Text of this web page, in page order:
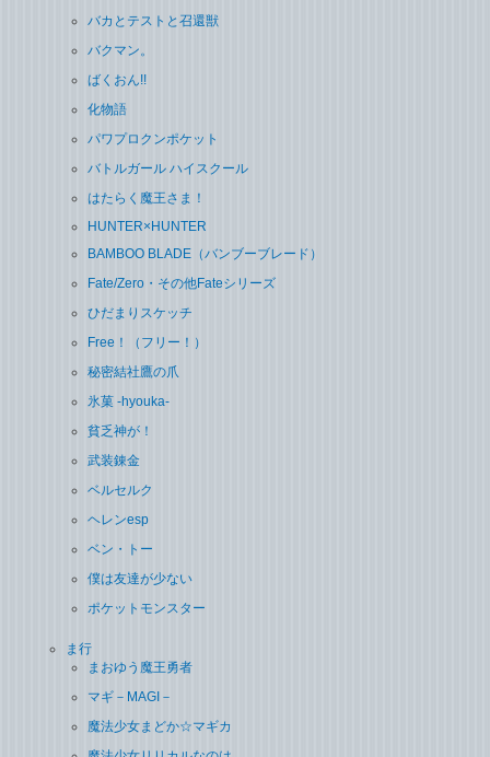
バカとテストと召還獣
バクマン。
ばくおん!!
化物語
パワプロクンポケット
バトルガール ハイスクール
はたらく魔王さま！
HUNTER×HUNTER
BAMBOO BLADE（バンブーブレード）
Fate/Zero・その他Fateシリーズ
ひだまりスケッチ
Free！（フリー！）
秘密結社鷹の爪
氷菓 -hyouka-
貧乏神が！
武装錬金
ベルセルク
ヘレンesp
ベン・トー
僕は友達が少ない
ポケットモンスター
ま行
まおゆう魔王勇者
マギ－MAGI－
魔法少女まどか☆マギカ